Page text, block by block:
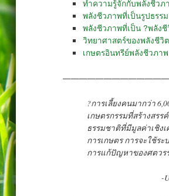
ทำความรู้จักกับพลังชีวภ
พลังชีวภาพที่เป็นรูปธรรม
พลังชีวภาพที่เป็น ?พลัง
วิทยาศาสตร์ของพลังชีวิต
เกษตรอินทรีย์พลังชีวภาพ
?การเลี้ยงคนมากว่า
เกษตรกรรมที่สร้างสร
ธรรมชาติที่มีมูลค่าเชิง
การเกษตร การจะใช้ร
การแก้ปัญหาของศตวร
-